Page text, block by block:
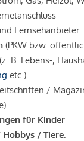
Fernsehanbieter
(PKW bzw.
(z. B. Lebens-,
etc.)
/
für Kinder
/ Tiere.